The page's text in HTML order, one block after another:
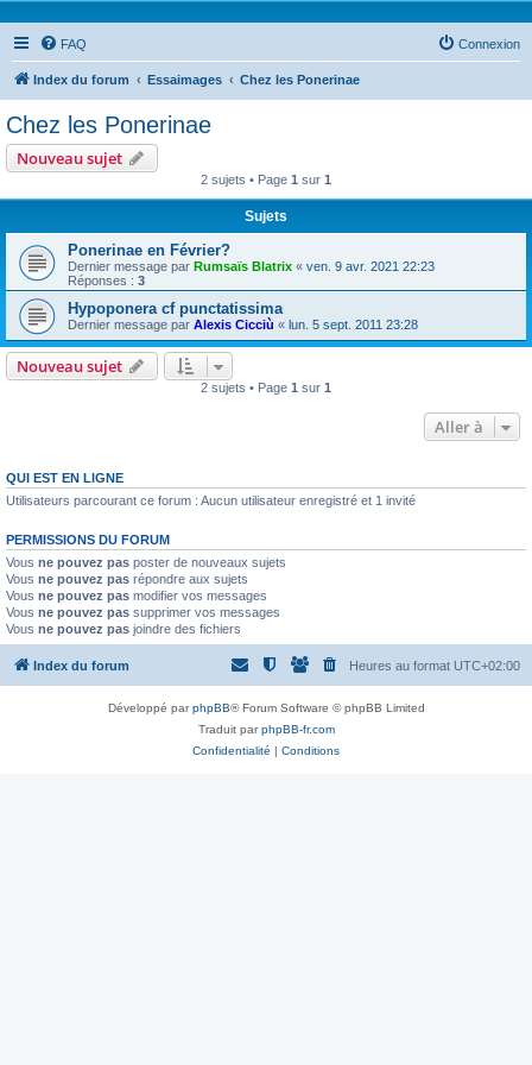
FAQ Connexion
Index du forum Essaimages Chez les Ponerinae
Chez les Ponerinae
Nouveau sujet
2 sujets • Page 1 sur 1
Sujets
Ponerinae en Février?
Dernier message par Rumsaïs Blatrix « ven. 9 avr. 2021 22:23
Réponses : 3
Hypoponera cf punctatissima
Dernier message par Alexis Cicciù « lun. 5 sept. 2011 23:28
Nouveau sujet
2 sujets • Page 1 sur 1
Aller à
QUI EST EN LIGNE
Utilisateurs parcourant ce forum : Aucun utilisateur enregistré et 1 invité
PERMISSIONS DU FORUM
Vous ne pouvez pas poster de nouveaux sujets
Vous ne pouvez pas répondre aux sujets
Vous ne pouvez pas modifier vos messages
Vous ne pouvez pas supprimer vos messages
Vous ne pouvez pas joindre des fichiers
Index du forum Heures au format UTC+02:00
Développé parphpBB® Forum Software © phpBB Limited
Traduit parphpBB-fr.com
Confidentialité | Conditions